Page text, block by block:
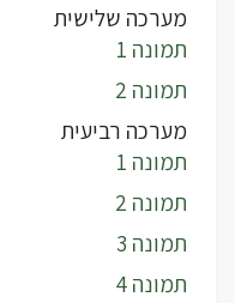
מערכה שלישית
תמונה 1
תמונה 2
מערכה רביעית
תמונה 1
תמונה 2
תמונה 3
תמונה 4